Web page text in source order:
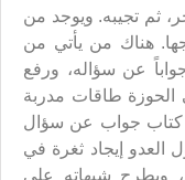
ثم تجيبه. ويوجد من
هناك من يأتي من
عن سؤاله، ورفع
الحوزة طاقات مدربة
كتاب جواب عن سؤال
العدو إيجاد ثغرة في
ويطرح شبهاته على